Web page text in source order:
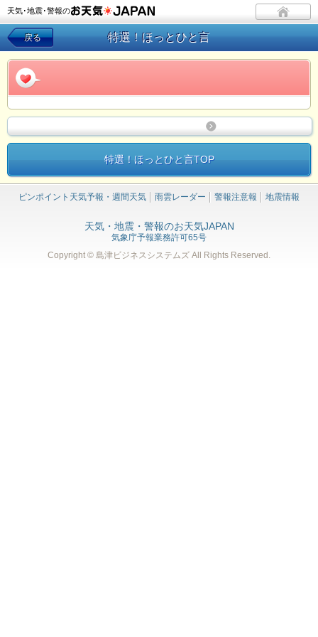
天気･地震･警報の
戻る 特選！ほっとひと言
特選！ほっとひと言TOP
ピンポイント天気予報・週間天気 雨雲レーダー 警報注意報 地震情報
天気・地震・警報のお天気JAPAN
気象庁予報業務許可65号
Copyright © 島津ビジネスシステムズ All Rights Reserved.